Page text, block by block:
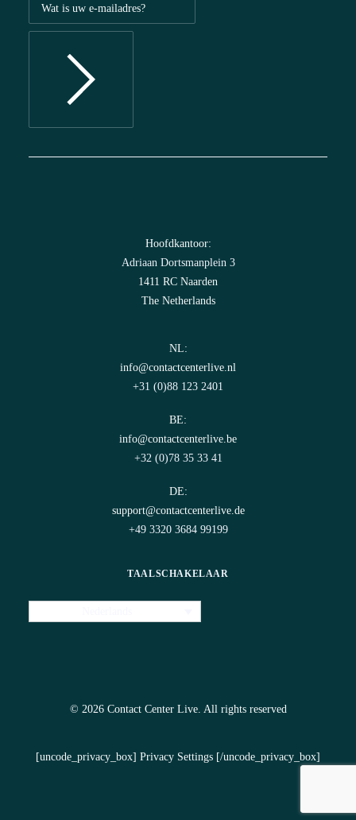
Hoofdkantoor:
Adriaan Dortsmanplein 3
1411 RC Naarden
The Netherlands
NL:
info@contactcenterlive.nl
+31 (0)88 123 2401
BE:
info@contactcenterlive.be
+32 (0)78 35 33 41
DE:
support@contactcenterlive.de
+49 3320 3684 99199
TAALSCHAKELAAR
© 2026 Contact Center Live. All rights reserved
[uncode_privacy_box] Privacy Settings [/uncode_privacy_box]